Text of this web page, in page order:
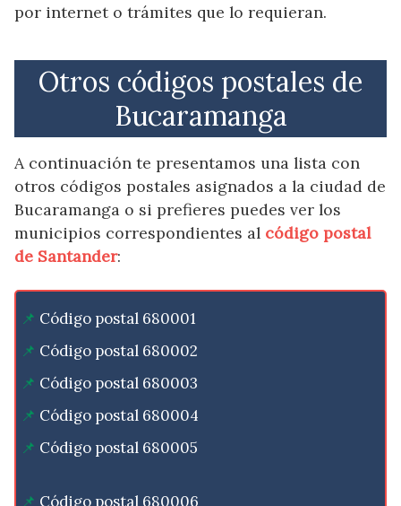
por internet o trámites que lo requieran.
Otros códigos postales de
Bucaramanga
A continuación te presentamos una lista con
otros códigos postales asignados a la ciudad de
Bucaramanga o si prefieres puedes ver los
municipios correspondientes al código postal
de Santander:
Código postal 680001
Código postal 680002
Código postal 680003
Código postal 680004
Código postal 680005
Código postal 680006